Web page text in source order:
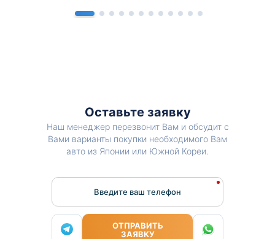
Оставьте заявку
Наш менеджер перезвонит Вам и обсудит с
Вами варианты покупки необходимого Вам
авто из Японии или Южной Кореи.
Введите ваш телефон
ОТПРАВИТЬ
ЗАЯВКУ